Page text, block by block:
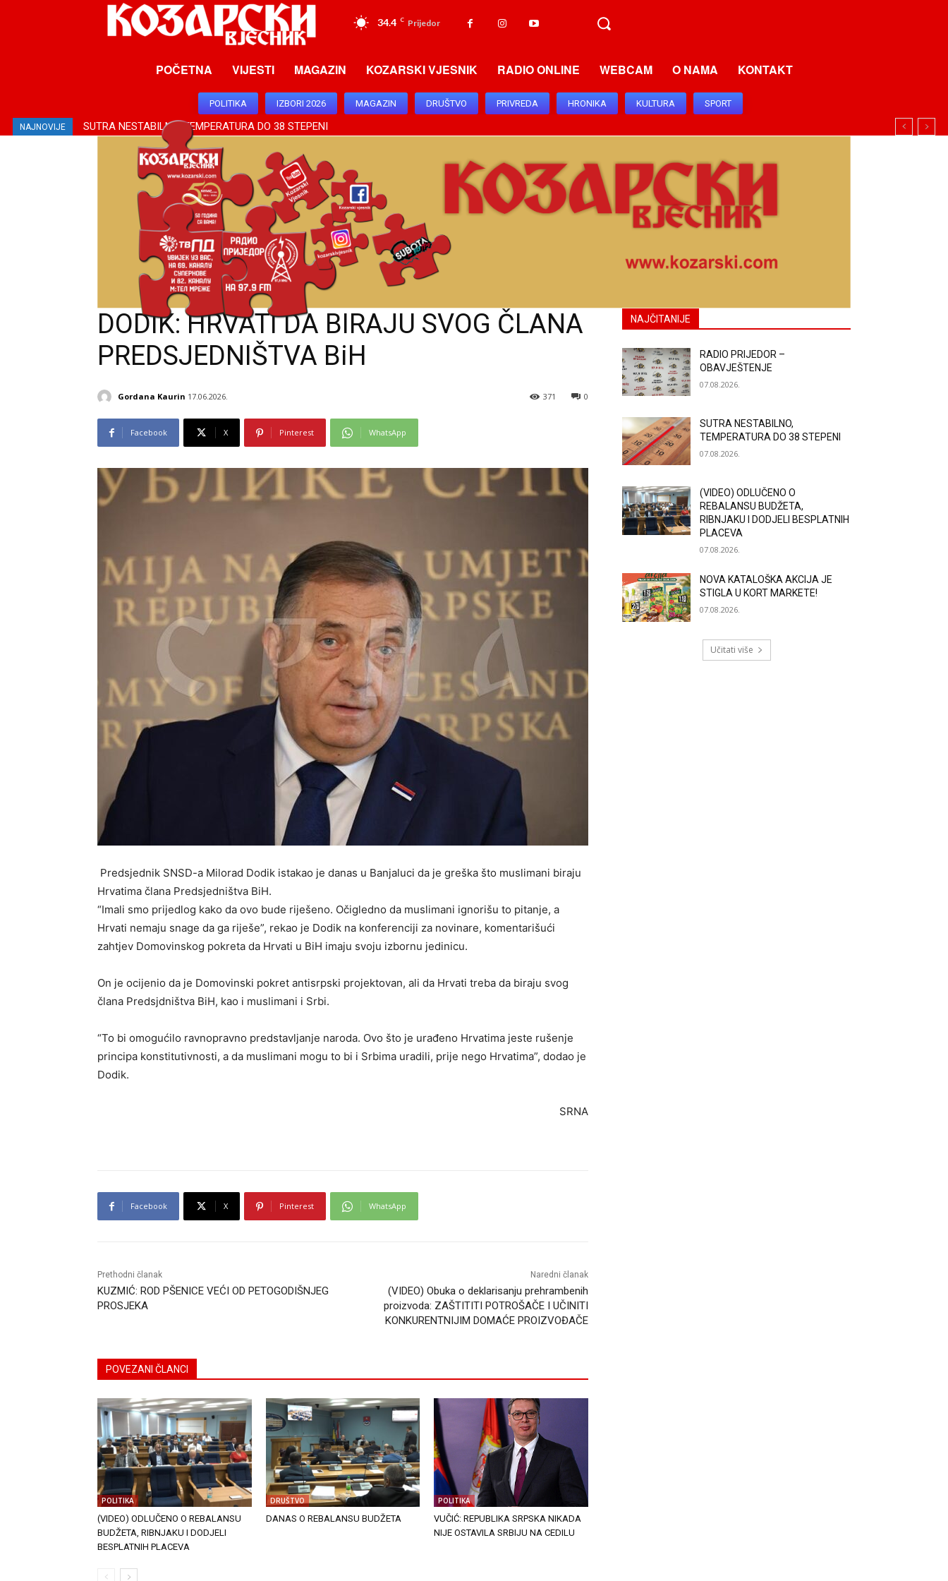
34.4 C Prijedor
POČETNA VIJESTI MAGAZIN KOZARSKI VJESNIK RADIO ONLINE WEBCAM O NAMA KONTAKT
POLITIKA IZBORI 2026 MAGAZIN DRUŠTVO PRIVREDA HRONIKA KULTURA SPORT
NAJNOVIJE SUTRA NESTABILNO, TEMPERATURA DO 38 STEPENI
DODIK: HRVATI DA BIRAJU SVOG ČLANA
PREDSJEDNIŠTVA BiH
Gordana Kaurin 17.06.2026. 0
371
Facebook X Pinterest WhatsApp
Predsjednik SNSD-a Milorad Dodik istakao je danas u Banjaluci da je greška što muslimani biraju
Hrvatima člana Predsjedništva BiH.
“Imali smo prijedlog kako da ovo bude riješeno. Očigledno da muslimani ignorišu to pitanje, a
Hrvati nemaju snage da ga riješe”, rekao je Dodik na konferenciji za novinare, komentarišući
zahtjev Domovinskog pokreta da Hrvati u BiH imaju svoju izbornu jedinicu.
On je ocijenio da je Domovinski pokret antisrpski projektovan, ali da Hrvati treba da biraju svog
člana Predsjdništva BiH, kao i muslimani i Srbi.
“To bi omogućilo ravnopravno predstavljanje naroda. Ovo što je urađeno Hrvatima jeste rušenje
principa konstitutivnosti, a da muslimani mogu to bi i Srbima uradili, prije nego Hrvatima”, dodao je
Dodik.
SRNA
Facebook X Pinterest WhatsApp
Prethodni članak
KUZMIĆ: ROD PŠENICE VEĆI OD PETOGODIŠNJEG
PROSJEKA
Naredni članak
(VIDEO) Obuka o deklarisanju prehrambenih
proizvoda: ZAŠTITITI POTROŠAČE I UČINITI
KONKURENTNIJIM DOMAĆE PROIZVOĐAČE
POVEZANI ČLANCI
POLITIKA
(VIDEO) ODLUČENO O REBALANSU
BUDŽETA, RIBNJAKU I DODJELI
BESPLATNIH PLACEVA
DRUŠTVO
DANAS O REBALANSU BUDŽETA
POLITIKA
VUČIĆ: REPUBLIKA SRPSKA NIKADA
NIJE OSTAVILA SRBIJU NA CEDILU
NAJČITANIJE
RADIO PRIJEDOR –
OBAVJEŠTENJE
07.08.2026.
SUTRA NESTABILNO,
TEMPERATURA DO 38 STEPENI
07.08.2026.
(VIDEO) ODLUČENO O
REBALANSU BUDŽETA,
RIBNJAKU I DODJELI BESPLATNIH
PLACEVA
07.08.2026.
NOVA KATALOŠKA AKCIJA JE
STIGLA U KORT MARKETE!
07.08.2026.
Učitati više